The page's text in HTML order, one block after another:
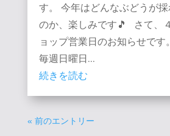
す。 今年はどんなぶどうが
のか、楽しみです🎵 さて、
ョップ営業日のお知らせで
毎週日曜日...
続きを読む
« 前のエントリー